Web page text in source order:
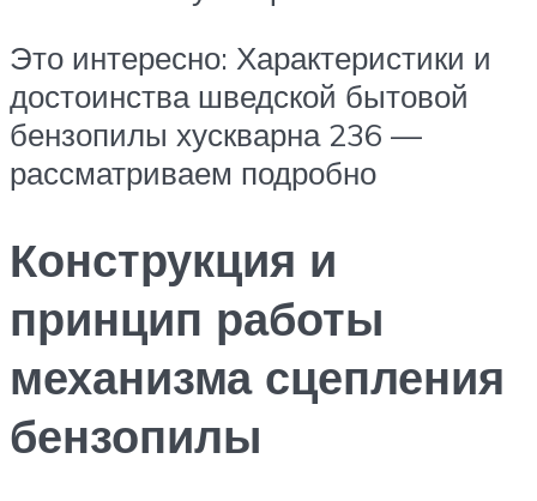
Это интересно: Характеристики и
достоинства шведской бытовой
бензопилы хускварна 236 —
рассматриваем подробно
Конструкция и
принцип работы
механизма сцепления
бензопилы